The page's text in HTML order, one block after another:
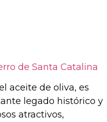
de Santa Catalina
aceite de oliva, es
legado histórico y
atractivos,